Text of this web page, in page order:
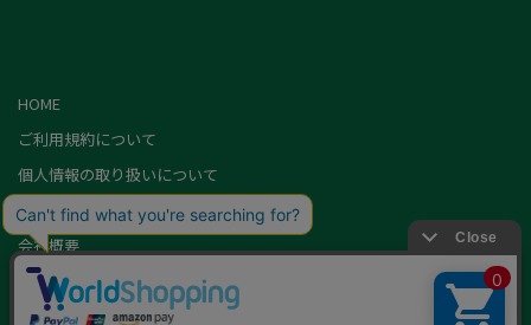
HOME
ご利用規約について
個人情報の取り扱いについて
特定商取引に基づく表記
会社概要
カード会員（情報変更/ポイント照会）
お問い合わせ